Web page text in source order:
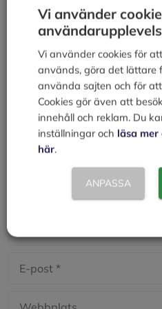
Lämna en
Kommentar
post
Vi använder
Vi använder cookies för
används, göra det lättare
använda sajten och för
Cookies gör även att
innehåll och reklam. Du
inställningar och läsa
här.
ANPASSA